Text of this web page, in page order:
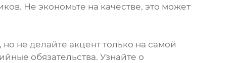
Не экономьте на качестве, это может
не делайте акцент только на самой
обязательства. Узнайте о